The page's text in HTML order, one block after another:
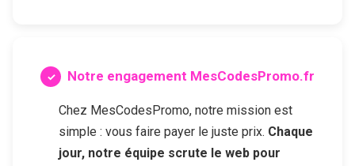
Notre engagement MesCodesPromo.fr
Chez MesCodesPromo, notre mission est
simple : vous faire payer le juste prix. Chaque
jour, notre équipe scrute le web pour